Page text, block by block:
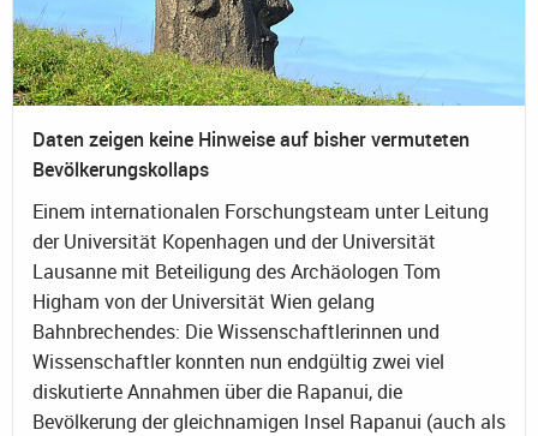
Daten zeigen keine Hinweise auf bisher vermuteten
Bevölkerungskollaps
Einem internationalen Forschungsteam unter Leitung
der Universität Kopenhagen und der Universität
Lausanne mit Beteiligung des Archäologen Tom
Higham von der Universität Wien gelang
Bahnbrechendes: Die Wissenschaftlerinnen und
Wissenschaftler konnten nun endgültig zwei viel
diskutierte Annahmen über die Rapanui, die
Bevölkerung der gleichnamigen Insel Rapanui (auch als